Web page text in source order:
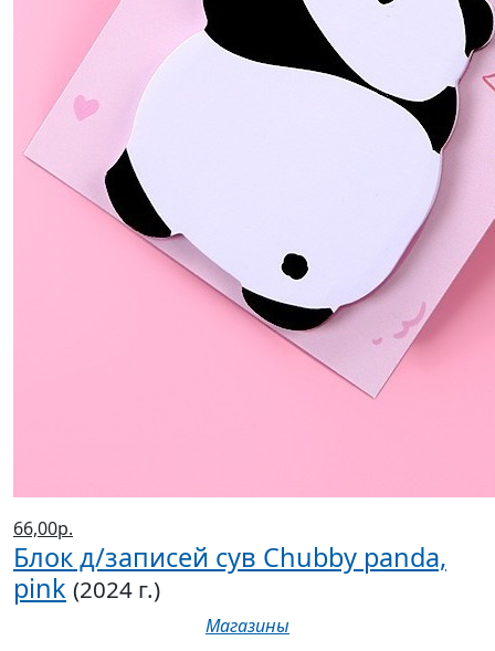
66,00р.
Блок д/записей сув Chubby panda,
pink (2024 г.)
Магазины